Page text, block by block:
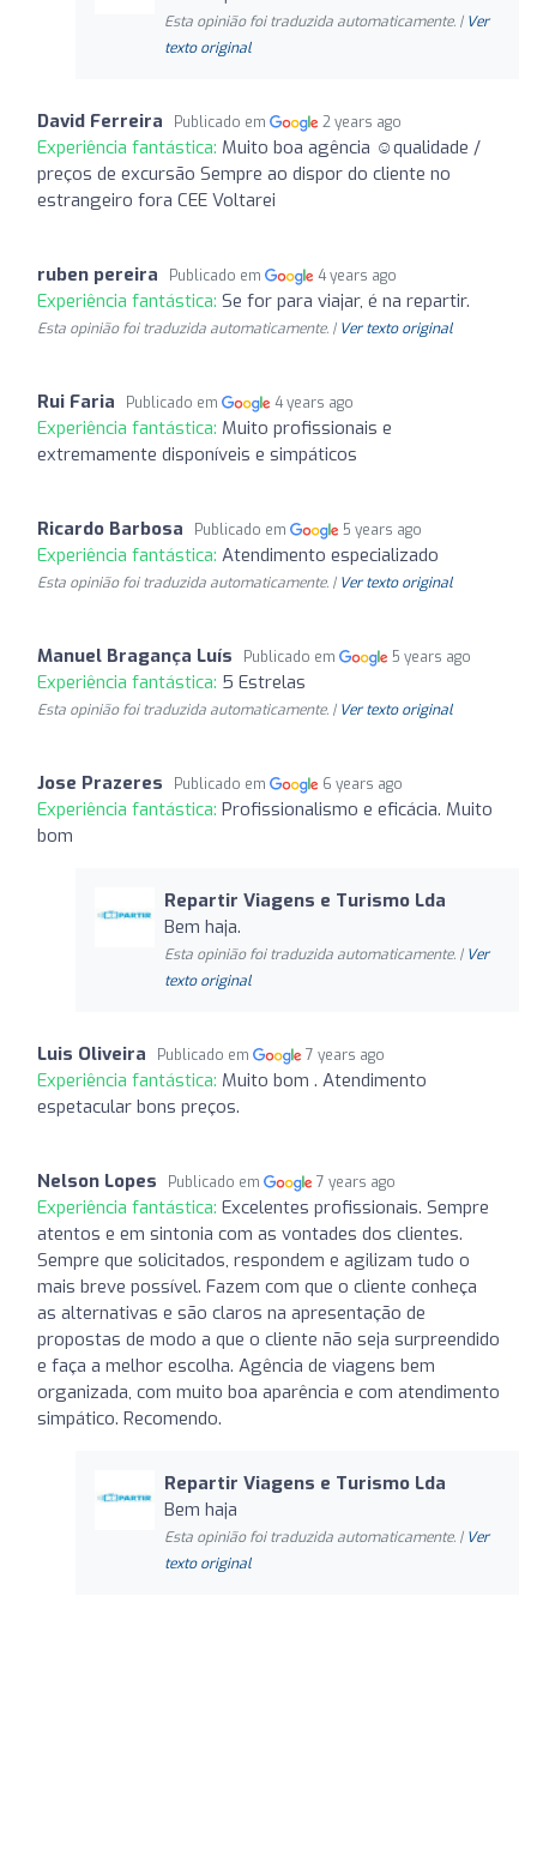
Esta opinião foi traduzida automaticamente. | Ver
texto original
David Ferreira Publicado em 2 years ago
Experiência fantástica: Muito boa agência ☺️qualidade /
preços de excursão Sempre ao dispor do cliente no
estrangeiro fora CEE Voltarei
ruben pereira Publicado em 4 years ago
Experiência fantástica: Se for para viajar, é na repartir.
Esta opinião foi traduzida automaticamente. | Ver texto original
Rui Faria Publicado em 4 years ago
Experiência fantástica: Muito profissionais e
extremamente disponíveis e simpáticos
Ricardo Barbosa Publicado em 5 years ago
Experiência fantástica: Atendimento especializado
Esta opinião foi traduzida automaticamente. | Ver texto original
Manuel Bragança Luís Publicado em 5 years ago
Experiência fantástica: 5 Estrelas
Esta opinião foi traduzida automaticamente. | Ver texto original
Jose Prazeres Publicado em 6 years ago
Experiência fantástica: Profissionalismo e eficácia. Muito
bom
Repartir Viagens e Turismo Lda
Bem haja.
Esta opinião foi traduzida automaticamente. | Ver
texto original
Luis Oliveira Publicado em 7 years ago
Experiência fantástica: Muito bom . Atendimento
espetacular bons preços.
Nelson Lopes Publicado em 7 years ago
Experiência fantástica: Excelentes profissionais. Sempre
atentos e em sintonia com as vontades dos clientes.
Sempre que solicitados, respondem e agilizam tudo o
mais breve possível. Fazem com que o cliente conheça
as alternativas e são claros na apresentação de
propostas de modo a que o cliente não seja surpreendido
e faça a melhor escolha. Agência de viagens bem
organizada, com muito boa aparência e com atendimento
simpático. Recomendo.
Repartir Viagens e Turismo Lda
Bem haja
Esta opinião foi traduzida automaticamente. | Ver
texto original